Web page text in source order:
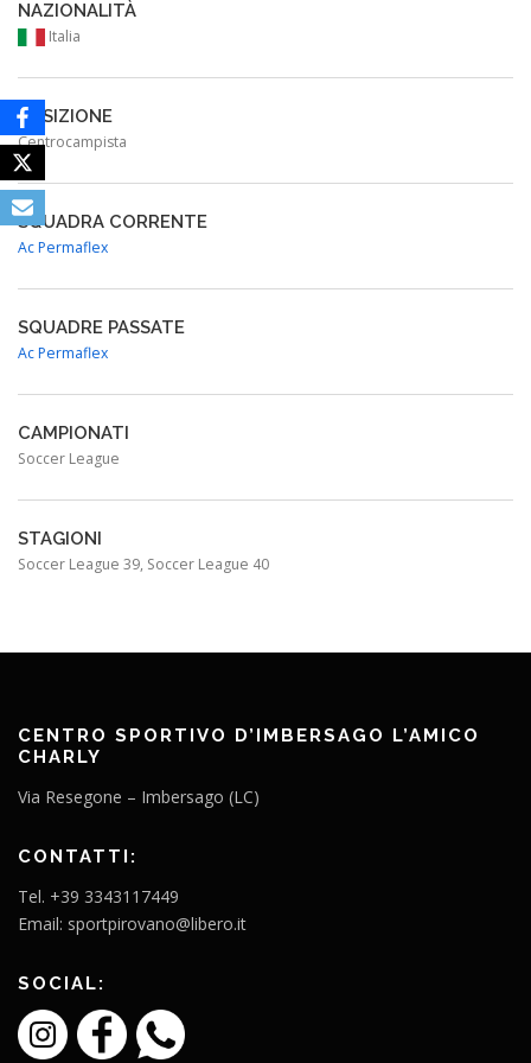
NAZIONALITÀ
Italia
POSIZIONE
Centrocampista
SQUADRA CORRENTE
Ac Permaflex
SQUADRE PASSATE
Ac Permaflex
CAMPIONATI
Soccer League
STAGIONI
Soccer League 39, Soccer League 40
CENTRO SPORTIVO D’IMBERSAGO L’AMICO
CHARLY
Via Resegone – Imbersago (LC)
CONTATTI:
Tel. +39 3343117449
Email: sportpirovano@libero.it
SOCIAL: